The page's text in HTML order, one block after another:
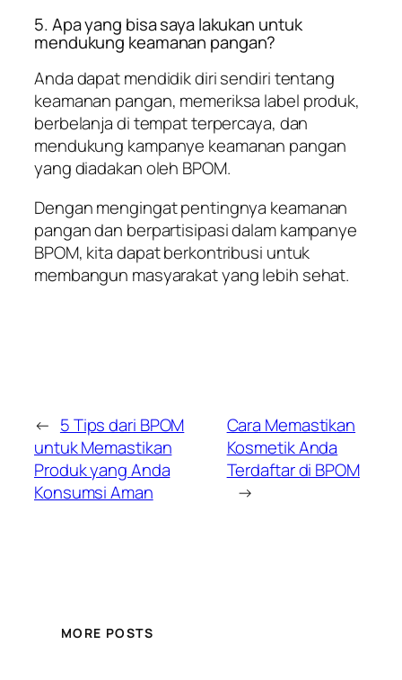
5. Apa yang bisa saya lakukan untuk
mendukung keamanan pangan?
Anda dapat mendidik diri sendiri tentang
keamanan pangan, memeriksa label produk,
berbelanja di tempat terpercaya, dan
mendukung kampanye keamanan pangan
yang diadakan oleh BPOM.
Dengan mengingat pentingnya keamanan
pangan dan berpartisipasi dalam kampanye
BPOM, kita dapat berkontribusi untuk
membangun masyarakat yang lebih sehat.
← 5 Tips dari BPOM
untuk Memastikan
Produk yang Anda
Konsumsi Aman
Cara Memastikan
Kosmetik Anda
Terdaftar di BPOM
→
MORE POSTS